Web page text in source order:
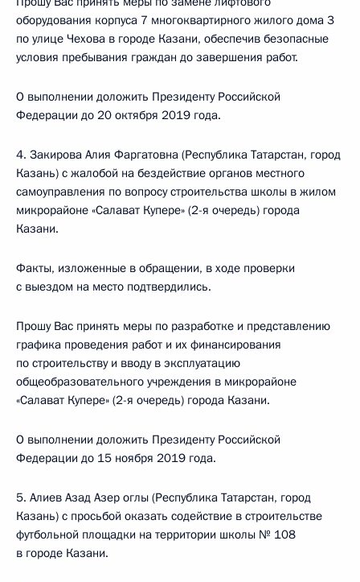
оборудования корпуса 7 многоквартирного жилого дома 3
по улице Чехова в городе Казани, обеспечив безопасные
условия пребывания граждан до завершения работ.
О выполнении доложить Президенту Российской
Федерации до 20 октября 2019 года.
4. Закирова Алия Фаргатовна (Республика Татарстан, город
Казань) с жалобой на бездействие органов местного
самоуправления по вопросу строительства школы в жилом
микрорайоне «Салават Купере» (2-я очередь) города
Казани.
Факты, изложенные в обращении, в ходе проверки
с выездом на место подтвердились.
Прошу Вас принять меры по разработке и представлению
графика проведения работ и их финансирования
по строительству и вводу в эксплуатацию
общеобразовательного учреждения в микрорайоне
«Салават Купере» (2-я очередь) города Казани.
О выполнении доложить Президенту Российской
Федерации до 15 ноября 2019 года.
5. Алиев Азад Азер оглы (Республика Татарстан, город
Казань) с просьбой оказать содействие в строительстве
футбольной площадки на территории школы № 108
в городе Казани.